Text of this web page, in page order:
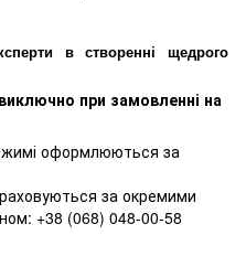
в створенні щедрого
виключно при замовленні на
оформлюються за
за окремими
+38 (068) 048-00-58